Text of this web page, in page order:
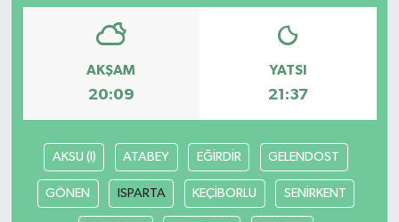
AKŞAM
20:09
YATSI
21:37
AKSU (I) ATABEY EĞİRDİR GELENDOST
GÖNEN ISPARTA KEÇİBORLU SENİRKENT